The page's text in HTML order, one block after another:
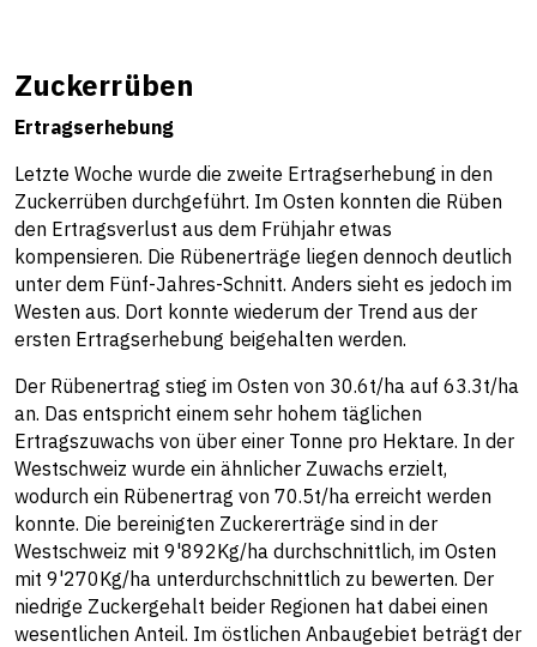
Zuckerrüben
Ertragserhebung
Letzte Woche wurde die zweite Ertragserhebung in den
Zuckerrüben durchgeführt. Im Osten konnten die Rüben
den Ertragsverlust aus dem Frühjahr etwas
kompensieren. Die Rübenerträge liegen dennoch deutlich
unter dem Fünf-Jahres-Schnitt. Anders sieht es jedoch im
Westen aus. Dort konnte wiederum der Trend aus der
ersten Ertragserhebung beigehalten werden.
Der Rübenertrag stieg im Osten von 30.6t/ha auf 63.3t/ha
an. Das entspricht einem sehr hohem täglichen
Ertragszuwachs von über einer Tonne pro Hektare. In der
Westschweiz wurde ein ähnlicher Zuwachs erzielt,
wodurch ein Rübenertrag von 70.5t/ha erreicht werden
konnte. Die bereinigten Zuckererträge sind in der
Westschweiz mit 9'892Kg/ha durchschnittlich, im Osten
mit 9'270Kg/ha unterdurchschnittlich zu bewerten. Der
niedrige Zuckergehalt beider Regionen hat dabei einen
wesentlichen Anteil. Im östlichen Anbaugebiet beträgt der